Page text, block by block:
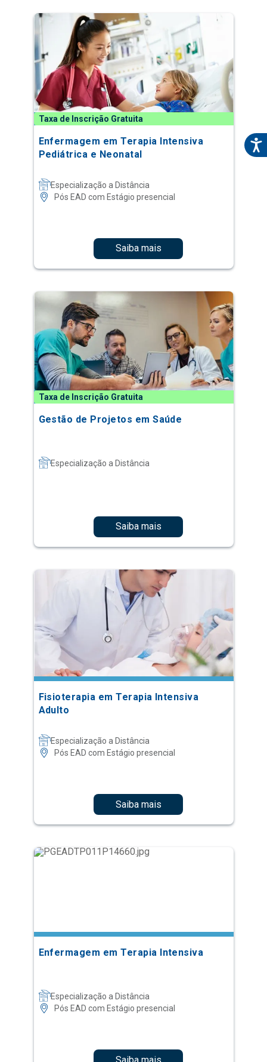
Taxa de Inscrição Gratuita
Enfermagem em Terapia Intensiva
Pediátrica e Neonatal
Especialização a Distância
Pós EAD com Estágio presencial
Saiba mais
Taxa de Inscrição Gratuita
Gestão de Projetos em Saúde
Especialização a Distância
Saiba mais
Fisioterapia em Terapia Intensiva
Adulto
Especialização a Distância
Pós EAD com Estágio presencial
Saiba mais
Enfermagem em Terapia Intensiva
Especialização a Distância
Pós EAD com Estágio presencial